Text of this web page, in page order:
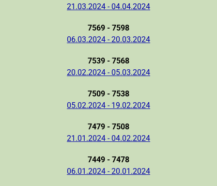
21.03.2024 - 04.04.2024
7569 - 7598
06.03.2024 - 20.03.2024
7539 - 7568
20.02.2024 - 05.03.2024
7509 - 7538
05.02.2024 - 19.02.2024
7479 - 7508
21.01.2024 - 04.02.2024
7449 - 7478
06.01.2024 - 20.01.2024